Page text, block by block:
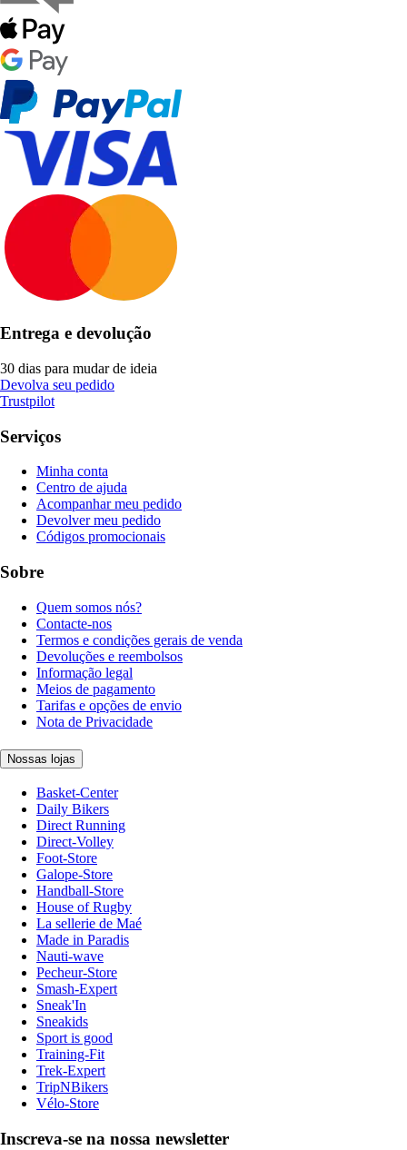
Entrega e devolução
30 dias para mudar de ideia
Devolva seu pedido
Trustpilot
Serviços
Minha conta
Centro de ajuda
Acompanhar meu pedido
Devolver meu pedido
Códigos promocionais
Sobre
Quem somos nós?
Contacte-nos
Termos e condições gerais de venda
Devoluções e reembolsos
Informação legal
Meios de pagamento
Tarifas e opções de envio
Nota de Privacidade
Nossas lojas
Basket-Center
Daily Bikers
Direct Running
Direct-Volley
Foot-Store
Galope-Store
Handball-Store
House of Rugby
La sellerie de Maé
Made in Paradis
Nauti-wave
Pecheur-Store
Smash-Expert
Sneak'In
Sneakids
Sport is good
Training-Fit
Trek-Expert
TripNBikers
Vélo-Store
Inscreva-se na nossa newsletter